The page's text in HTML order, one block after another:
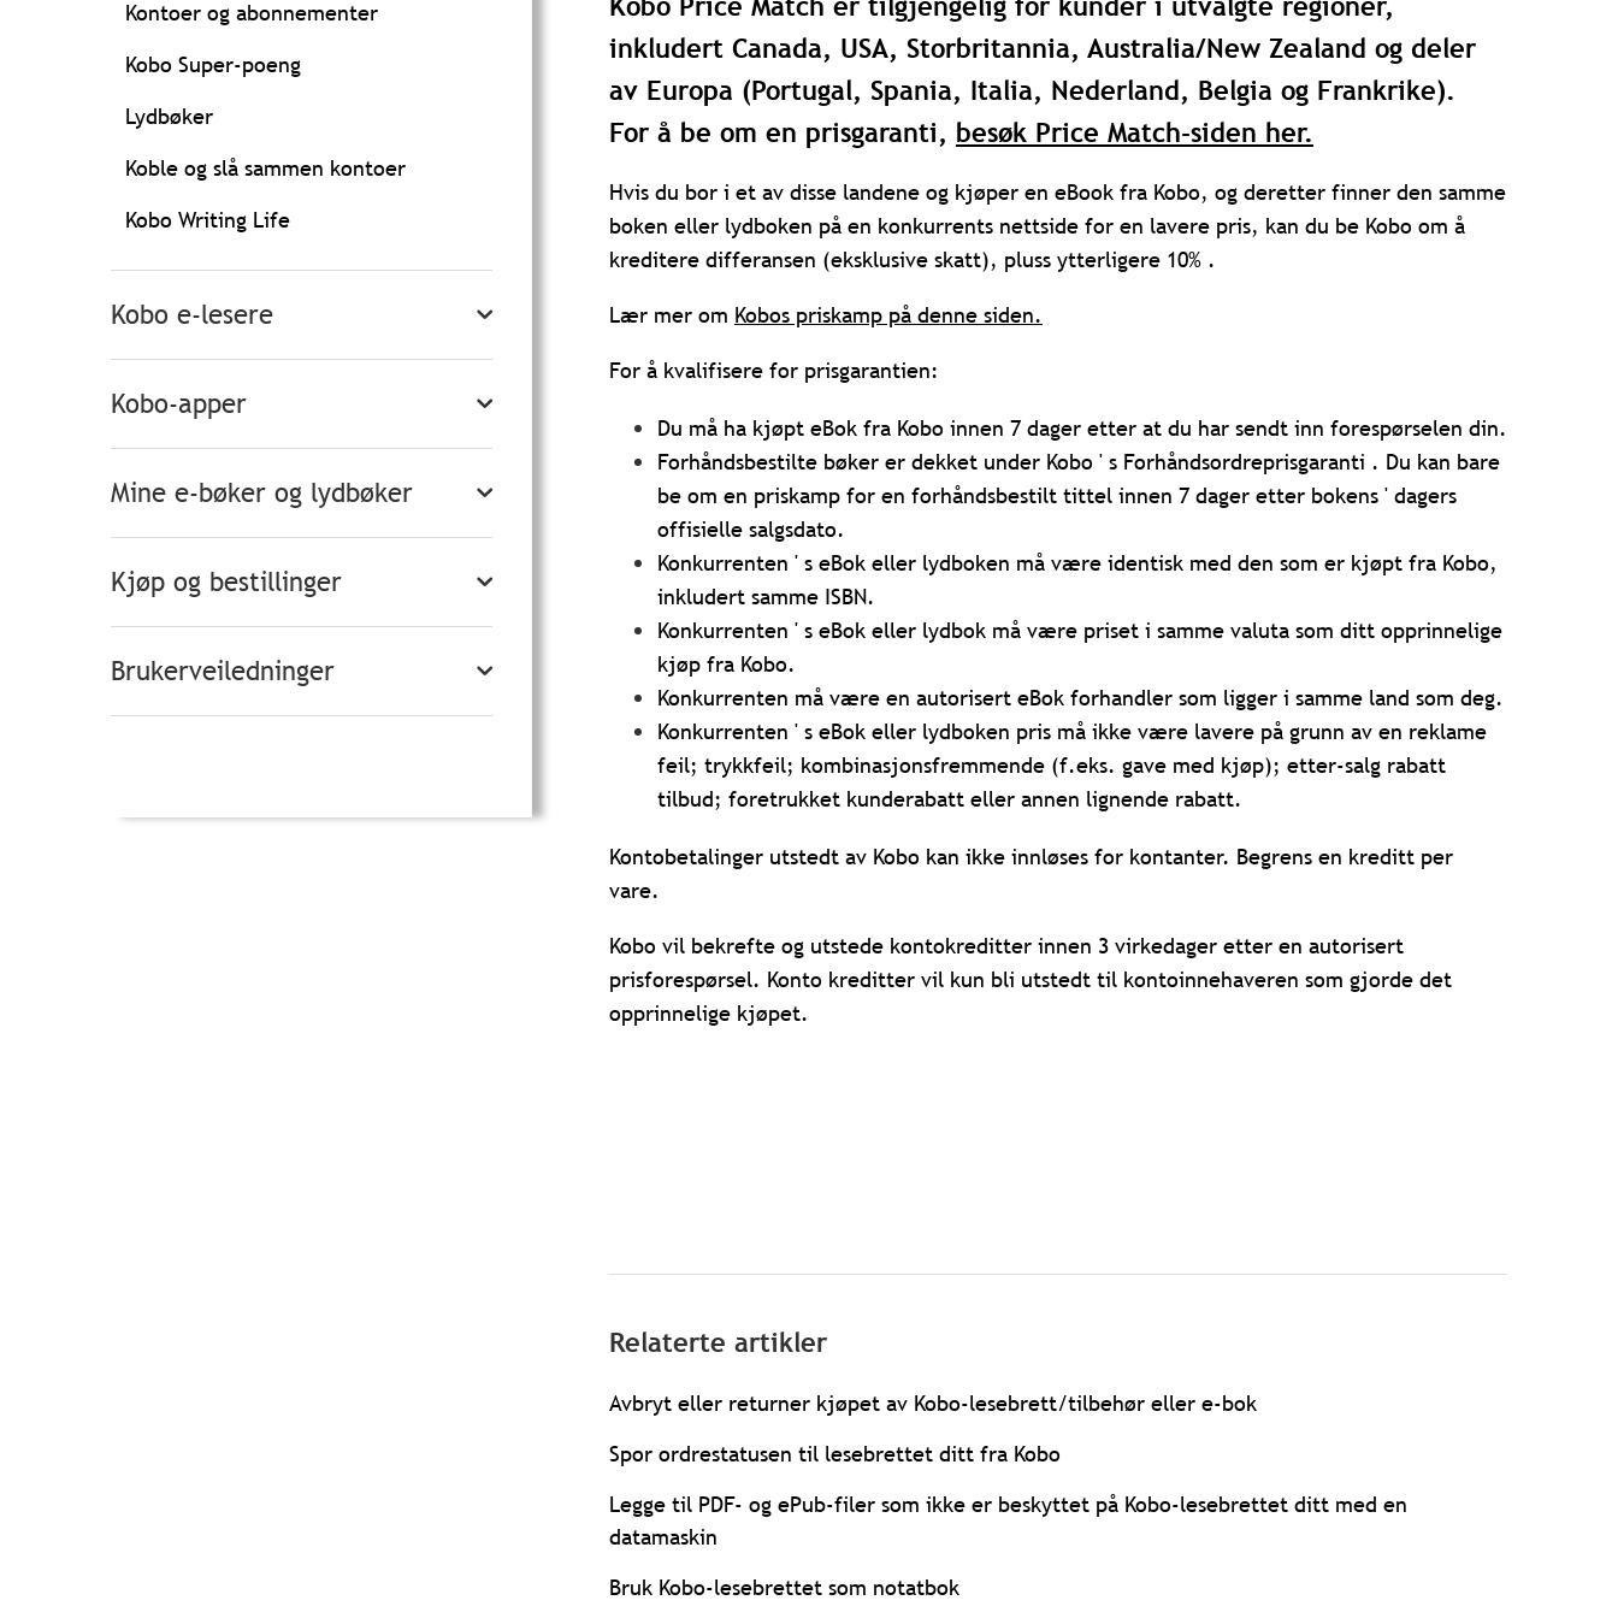
Kontoer og abonnementer
Kobo Super-poeng
Lydbøker
Koble og slå sammen kontoer
Kobo Writing Life
Kobo e-lesere
Kobo-apper
Mine e-bøker og lydbøker
Kjøp og bestillinger
Brukerveiledninger
Kobo Price Match er tilgjengelig for kunder i utvalgte regioner,
inkludert Canada, USA, Storbritannia, Australia/New Zealand og deler
av Europa (Portugal, Spania, Italia, Nederland, Belgia og Frankrike).
For å be om en prisgaranti, besøk Price Match-siden her.
Hvis du bor i et av disse landene og kjøper en eBook fra Kobo, og deretter finner den samme
boken eller lydboken på en konkurrents nettside for en lavere pris, kan du be Kobo om å
kreditere differansen (eksklusive skatt), pluss ytterligere 10% .
Lær mer om Kobos priskamp på denne siden.
For å kvalifisere for prisgarantien:
Du må ha kjøpt eBok fra Kobo innen 7 dager etter at du har sendt inn forespørselen din.
Forhåndsbestilte bøker er dekket under Kobo ' s Forhåndsordreprisgaranti . Du kan bare
be om en priskamp for en forhåndsbestilt tittel innen 7 dager etter bokens ' dagers
offisielle salgsdato.
Konkurrenten ' s eBok eller lydboken må være identisk med den som er kjøpt fra Kobo,
inkludert samme ISBN.
Konkurrenten ' s eBok eller lydbok må være priset i samme valuta som ditt opprinnelige
kjøp fra Kobo.
Konkurrenten må være en autorisert eBok forhandler som ligger i samme land som deg.
Konkurrenten ' s eBok eller lydboken pris må ikke være lavere på grunn av en reklame
feil; trykkfeil; kombinasjonsfremmende (f.eks. gave med kjøp); etter-salg rabatt
tilbud; foretrukket kunderabatt eller annen lignende rabatt.
Kontobetalinger utstedt av Kobo kan ikke innløses for kontanter. Begrens en kreditt per
vare.
Kobo vil bekrefte og utstede kontokreditter innen 3 virkedager etter en autorisert
prisforespørsel. Konto kreditter vil kun bli utstedt til kontoinnehaveren som gjorde det
opprinnelige kjøpet.
Relaterte artikler
Avbryt eller returner kjøpet av Kobo-lesebrett/tilbehør eller e-bok
Spor ordrestatusen til lesebrettet ditt fra Kobo
Legge til PDF- og ePub-filer som ikke er beskyttet på Kobo-lesebrettet ditt med en
datamaskin
Bruk Kobo-lesebrettet som notatbok